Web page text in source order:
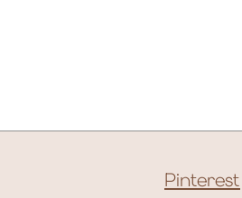
Pinterest